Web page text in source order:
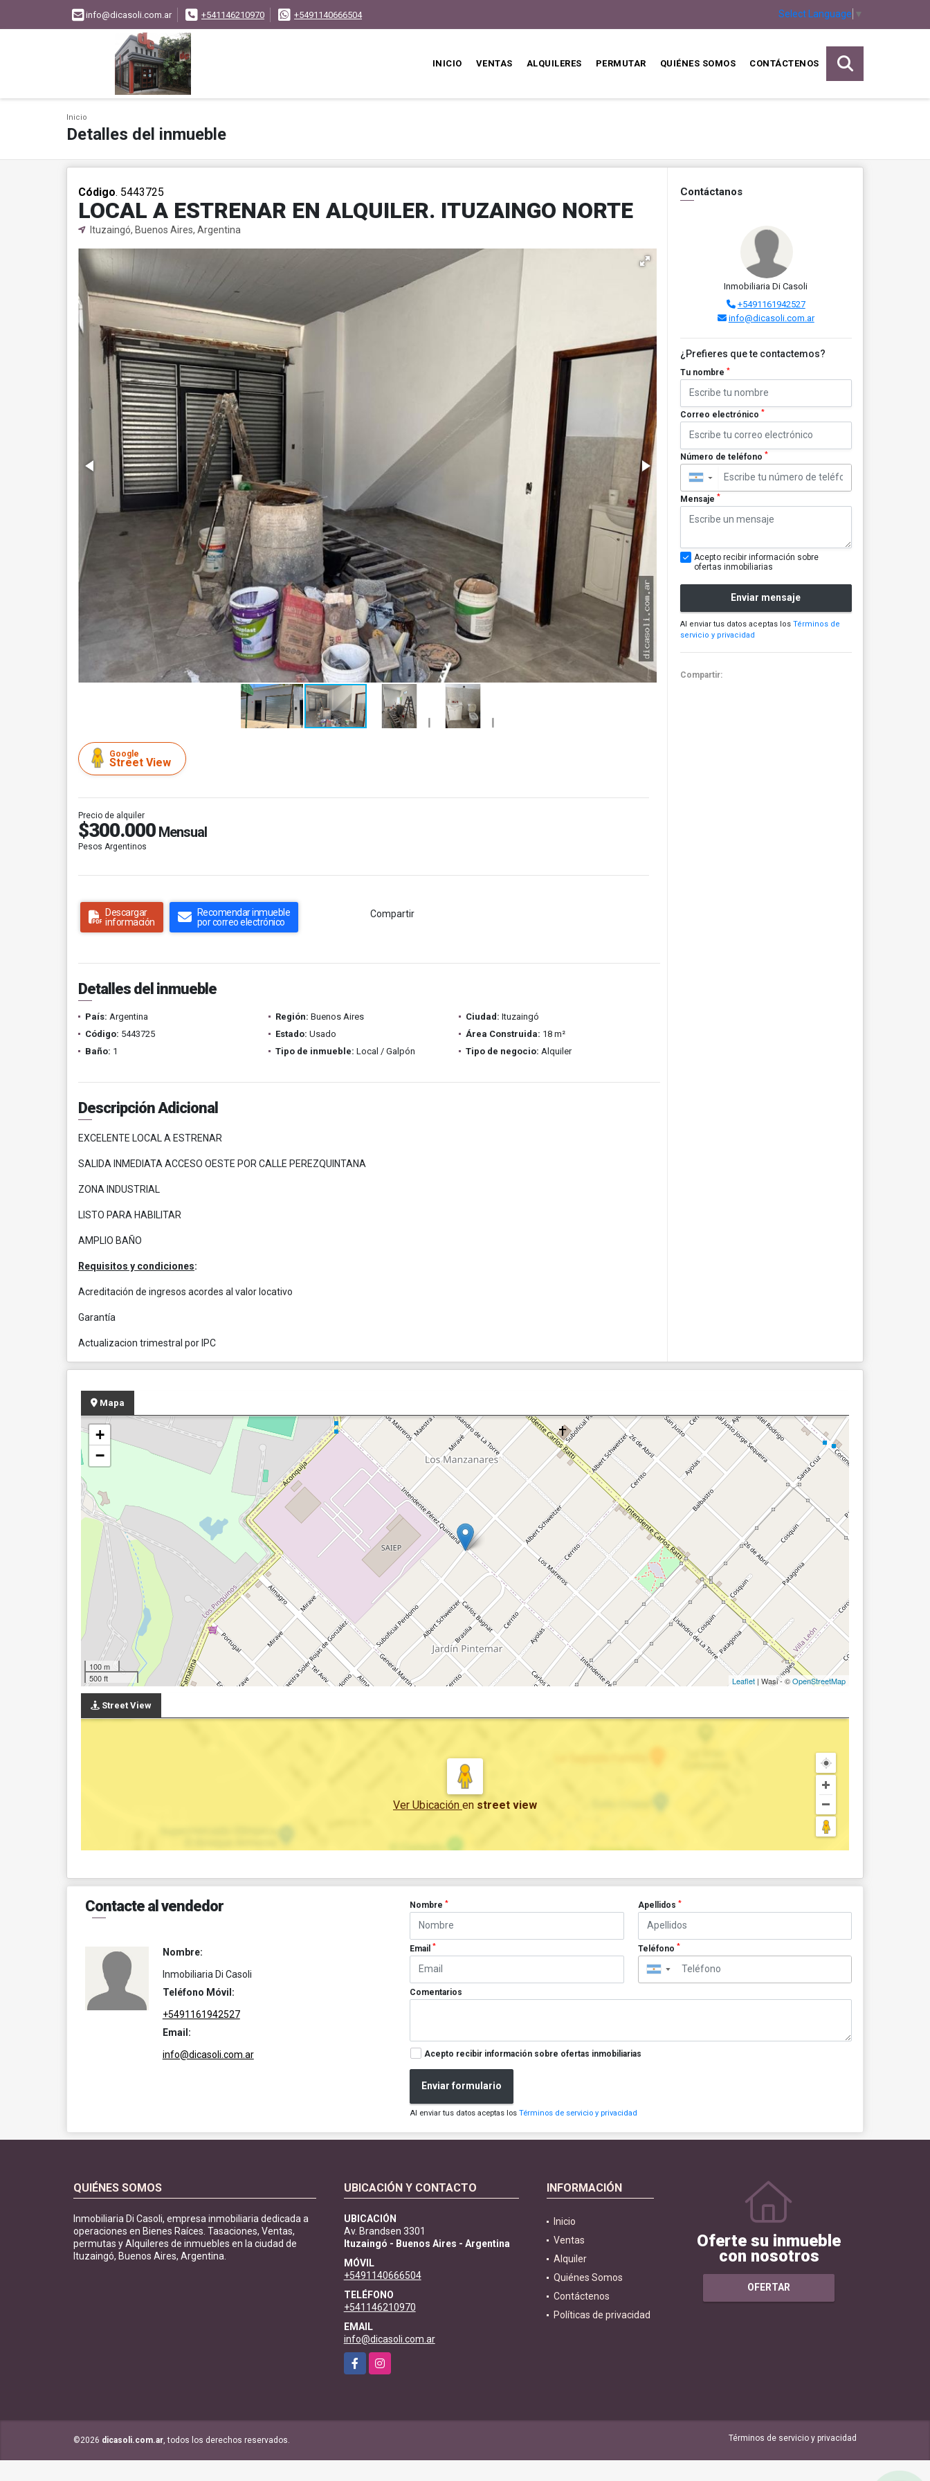
info@dicasoli.com.ar +541146210970 +5491140666504 Select Language ▼
INICIO VENTAS ALQUILERES PERMUTAR QUIÉNES SOMOS CONTÁCTENOS
Inicio
Detalles del inmueble
Código. 5443725
LOCAL A ESTRENAR EN ALQUILER. ITUZAINGO NORTE
Ituzaingó, Buenos Aires, Argentina
Google
Street View
Precio de alquiler
$300.000 Mensual
Pesos Argentinos
Descargar
información
Recomendar inmueble
por correo electrónico
Compartir
Detalles del inmueble
País: Argentina Región: Buenos Aires Ciudad: Ituzaingó
Código: 5443725 Estado: Usado Área Construida: 18 m²
Baño: 1 Tipo de inmueble: Local / Galpón Tipo de negocio: Alquiler
Descripción Adicional
EXCELENTE LOCAL A ESTRENAR
SALIDA INMEDIATA ACCESO OESTE POR CALLE PEREZQUINTANA
ZONA INDUSTRIAL
LISTO PARA HABILITAR
AMPLIO BAÑO
Requisitos y condiciones:
Acreditación de ingresos acordes al valor locativo
Garantía
Actualizacion trimestral por IPC
Contáctanos
Inmobiliaria Di Casoli
+5491161942527
info@dicasoli.com.ar
¿Prefieres que te contactemos?
Tu nombre *
Correo electrónico *
Número de teléfono *
▼
Mensaje *
Acepto recibir información sobre
ofertas inmobiliarias
Enviar mensaje
Al enviar tus datos aceptas los Términos de
servicio y privacidad
Compartir:
Mapa
+
−
100 m
500 ft
Leaflet | Wasi - ©OpenStreetMap
Street View
Ver Ubicación en street view
Contacte al vendedor
Nombre:
Inmobiliaria Di Casoli
Teléfono Móvil:
+5491161942527
Email:
info@dicasoli.com.ar
Nombre* Apellidos *
Email* Teléfono *
▼
Comentarios
Acepto recibir información sobre ofertas inmobiliarias
Enviar formulario
Al enviar tus datos aceptas losTérminos de servicio y privacidad
QUIÉNES SOMOS
Inmobiliaria Di Casoli, empresa inmobiliaria dedicada a
operaciones en Bienes Raíces. Tasaciones, Ventas,
permutas y Alquileres de inmuebles en la ciudad de
Ituzaingó, Buenos Aires, Argentina.
UBICACIÓN Y CONTACTO
UBICACIÓN
Av. Brandsen 3301
Ituzaingó - Buenos Aires - Argentina
MÓVIL
+5491140666504
TELÉFONO
+541146210970
EMAIL
info@dicasoli.com.ar
FacebookInstagram
INFORMACIÓN
Inicio
Ventas
Alquiler
Quiénes Somos
Contáctenos
Políticas de privacidad
Oferte su inmueble
con nosotros
OFERTAR
©2026 dicasoli.com.ar, todos los derechos reservados. Términos de servicio y privacidad